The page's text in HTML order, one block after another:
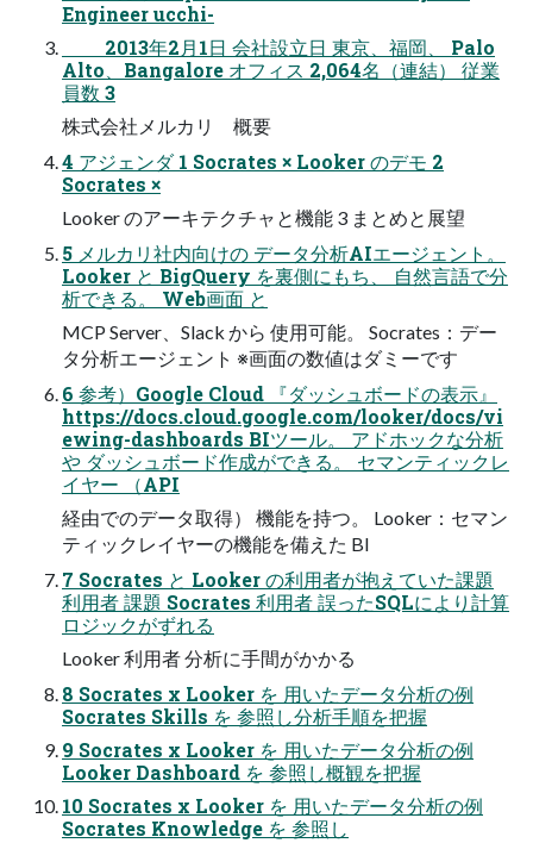
Engineer ucchi-
2013年2月1日 会社設立日 東京、福岡、 Palo
Alto、Bangalore オフィス 2,064名（連結） 従業
員数 3
株式会社メルカリ 概要
4 アジェンダ 1 Socrates × Looker のデモ 2
Socrates ×
Looker のアーキテクチャと機能 3 まとめと展望
5 メルカリ社内向けの データ分析AIエージェント。
Looker と BigQuery を裏側にもち、 自然言語で分
析できる。 Web画面 と
MCP Server、Slack から 使用可能。 Socrates：デー
タ分析エージェント ※画面の数値はダミーです
6 参考）Google Cloud 『ダッシュボードの表示』
https://docs.cloud.google.com/looker/docs/vi
ewing-dashboards BIツール。 アドホックな分析
や ダッシュボード作成ができる。 セマンティックレ
イヤー （API
経由でのデータ取得） 機能を持つ。 Looker：セマン
ティックレイヤーの機能を備えた BI
7 Socrates と Looker の利用者が抱えていた課題
利用者 課題 Socrates 利用者 誤ったSQLにより計算
ロジックがずれる
Looker 利用者 分析に手間がかかる
8 Socrates x Looker を 用いたデータ分析の例
Socrates Skills を 参照し分析手順を把握
9 Socrates x Looker を 用いたデータ分析の例
Looker Dashboard を 参照し概観を把握
10 Socrates x Looker を 用いたデータ分析の例
Socrates Knowledge を 参照し